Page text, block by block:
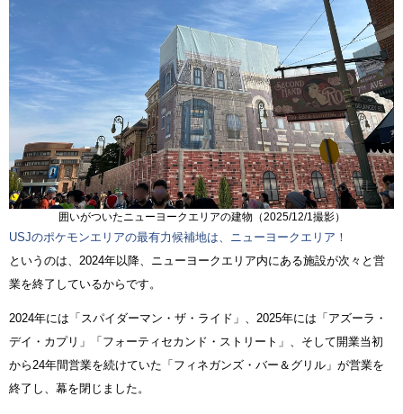
囲いがついたニューヨークエリアの建物（2025/12/1撮影）
USJのポケモンエリアの最有力候補地は、ニューヨークエリア！
というのは、2024年以降、ニューヨークエリア内にある施設が次々と営
業を終了しているからです。
2024年には「スパイダーマン・ザ・ライド」、2025年には「アズーラ・
デイ・カプリ」「フォーティセカンド・ストリート」、そして開業当初
から24年間営業を続けていた「フィネガンズ・バー＆グリル」が営業を
終了し、幕を閉じました。